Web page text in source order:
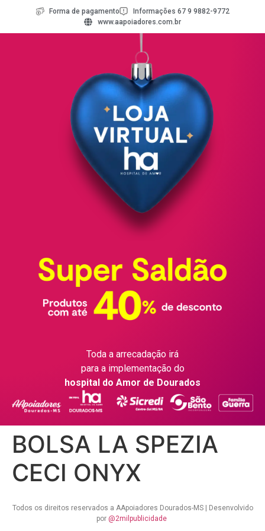
Forma de pagamento
Informações 67 9 9882-9772
www.aapoiadores.com.br
Toda a arrecadação irá
para a implementação do
hospital do Amor de Dourados
BOLSA LA SPEZIA
CECI ONYX
Todos os direitos reservados a AApoiadores Dourados-MS | Desenvolvido
por @2milpublicidade